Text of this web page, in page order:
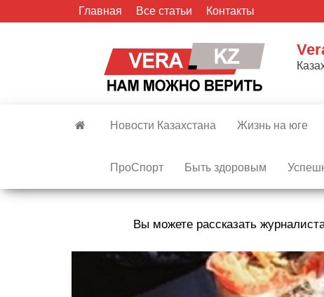
Главная Все статьи Контакты
Новости Казахстана Жизнь на юге
ПроСпорт Быть здоровым
Вы можете рассказать